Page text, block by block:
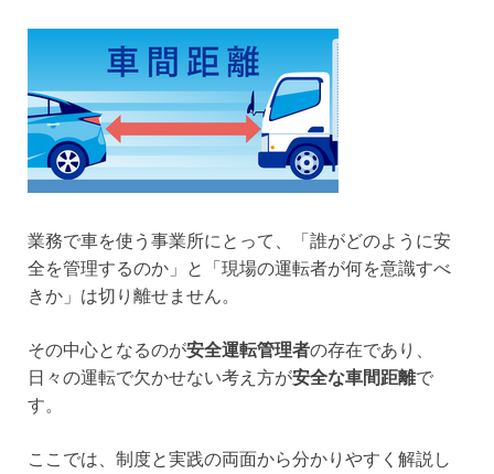
業務で車を使う事業所にとって、「誰がどのように安
全を管理するのか」と「現場の運転者が何を意識すべ
きか」は切り離せません。
その中心となるのが安全運転管理者の存在であり、
日々の運転で欠かせない考え方が安全な車間距離で
す。
ここでは、制度と実践の両面から分かりやすく解説し